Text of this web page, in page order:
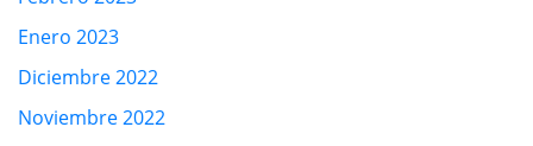
Enero 2023
Diciembre 2022
Noviembre 2022